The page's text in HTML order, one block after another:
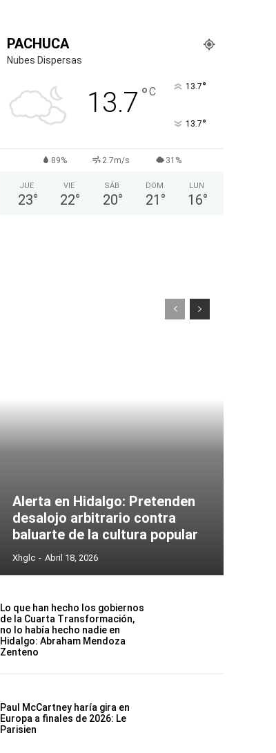
PACHUCA
Nubes Dispersas
13.7 °C 13.7°
13.7°
89% 2.7m/s 31%
JUE
23°
VIE
22°
SÁB
20°
DOM
21 °
LUN
16°
Alerta en Hidalgo: Pretenden
desalojo arbitrario contra
baluarte de la cultura popular
Xhglc - Abril 18, 2026
Lo que han hecho los gobiernos
de la Cuarta Transformación,
no lo había hecho nadie en
Hidalgo: Abraham Mendoza
Zenteno
Paul McCartney haría gira en
Europa a finales de 2026: Le
Parisien